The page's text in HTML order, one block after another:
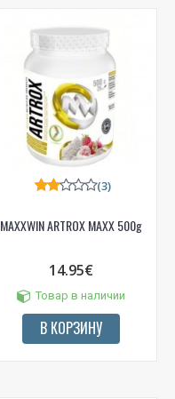
MAXXWIN ARTROX MAXX 500g
(3)
14.95€
Товар в наличии
В КОРЗИНУ